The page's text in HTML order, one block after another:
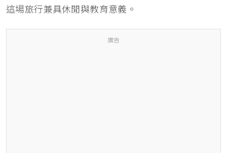
這場旅行兼具休閒與教育意義。
廣告